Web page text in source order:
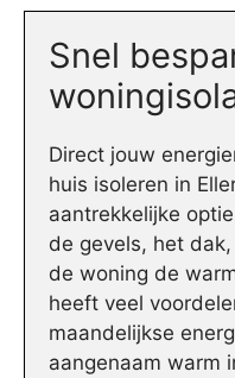
Snel
Direct jouw
huis isoleren in
aantrekkelijke
de gevels, het
de woning de
heeft veel
maandelijkse
aangenaam warm